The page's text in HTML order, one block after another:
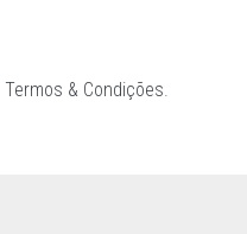
Termos & Condições.